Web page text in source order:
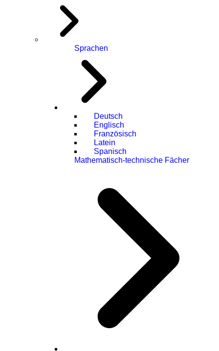
Sprachen
Deutsch
Englisch
Französisch
Latein
Spanisch
Mathematisch-technische Fächer